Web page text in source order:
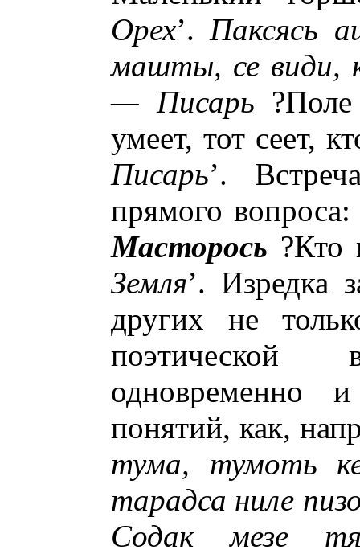
Орех’.Паксясь
машты, се види,
— Писарь
умеет, тот сеет,
Писарь’.
прямого вопроса:
Масторось ?Кто
Земля’. Изредка
других не
поэтической
одновременно
понятий, как,
тума, тумоть
тарадса ниле
Содак